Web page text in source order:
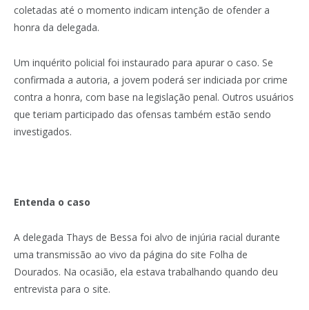
coletadas até o momento indicam intenção de ofender a
honra da delegada.
Um inquérito policial foi instaurado para apurar o caso. Se
confirmada a autoria, a jovem poderá ser indiciada por crime
contra a honra, com base na legislação penal. Outros usuários
que teriam participado das ofensas também estão sendo
investigados.
Entenda o caso
A delegada Thays de Bessa foi alvo de injúria racial durante
uma transmissão ao vivo da página do site Folha de
Dourados. Na ocasião, ela estava trabalhando quando deu
entrevista para o site.